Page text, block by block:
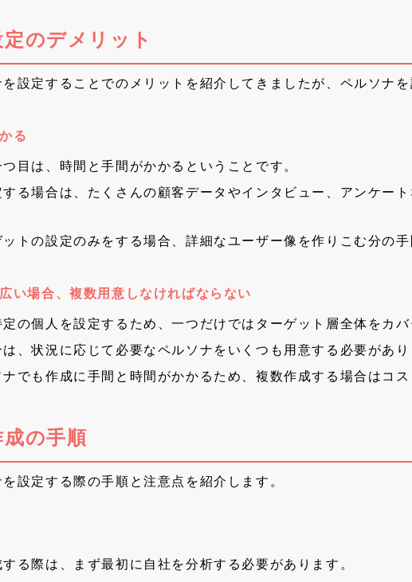
のデメリット
を設定することでのメリットを紹介してきましたが、ペルソナ
る
目は、時間と手間がかかるということです。
る場合は、たくさんの顧客データやインタビュー、アンケー
トの設定のみをする場合、詳細なユーザー像を作りこむ分の
い場合、複数用意しなければならない
の個人を設定するため、一つだけではターゲット層全体をカバ
、状況に応じて必要なペルソナをいくつも用意する必要があり
でも作成に手間と時間がかかるため、複数作成する場合はコ
の手順
設定する際の手順と注意点を紹介します。
る際は、まず最初に自社を分析する必要があります。